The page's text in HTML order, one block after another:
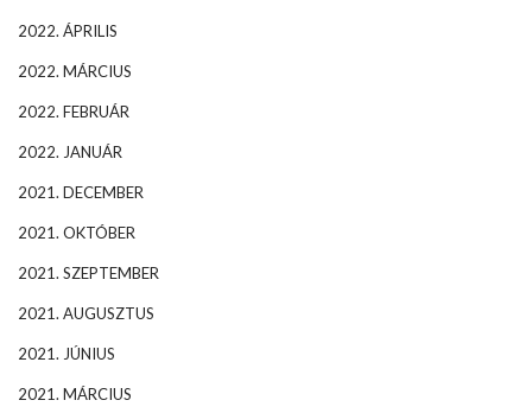
2022. ÁPRILIS
2022. MÁRCIUS
2022. FEBRUÁR
2022. JANUÁR
2021. DECEMBER
2021. OKTÓBER
2021. SZEPTEMBER
2021. AUGUSZTUS
2021. JÚNIUS
2021. MÁRCIUS